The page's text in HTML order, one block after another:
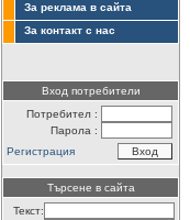
За реклама в сайта
За контакт с нас
Вход потребители
Потребител :
Парола :
Регистрация
Търсене в сайта
Текст: